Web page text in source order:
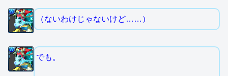
（ないわけじゃないけど……）
でも。